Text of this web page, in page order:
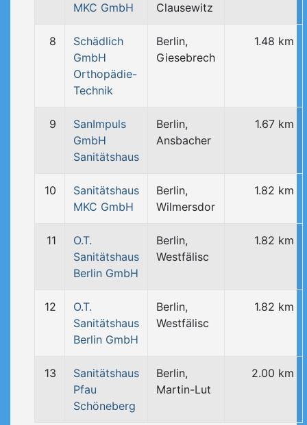
MKC GmbH
Clausewitz
8
Schädlich
GmbH
Orthopädie-
Technik
Berlin,
Giesebrech
1.48 km
9
SanImpuls
GmbH
Sanitätshaus
Berlin,
Ansbacher
1.67 km
10
Sanitätshaus
MKC GmbH
Berlin,
Wilmersdor
1.82 km
11
O.T.
Sanitätshaus
Berlin GmbH
Berlin,
Westfälisc
1.82 km
12
O.T.
Sanitätshaus
Berlin GmbH
Berlin,
Westfälisc
1.82 km
13
Sanitätshaus
Pfau
Schöneberg
Berlin,
Martin-Lut
2.00 km